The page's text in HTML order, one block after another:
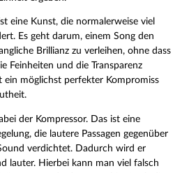
eine Kunst, die normalerweise viel
Es geht darum, einem Song den
Brillianz zu verleihen, ohne dass
Feinheiten und die Transparenz
ein möglichst perfekter Kompromiss
der Kompressor. Das ist eine
die lautere Passagen gegenüber
verdichtet. Dadurch wird er
lauter. Hierbei kann man viel falsch